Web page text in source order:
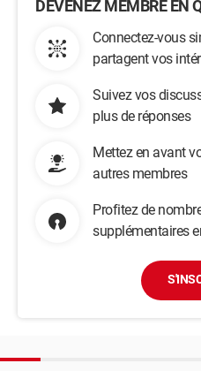
DEVENEZ MEMBRE EN
Connectez-vous
partagent vos
Suivez vos
plus de réponses
Mettez en avant
autres membres
Profitez de
supplémentaires